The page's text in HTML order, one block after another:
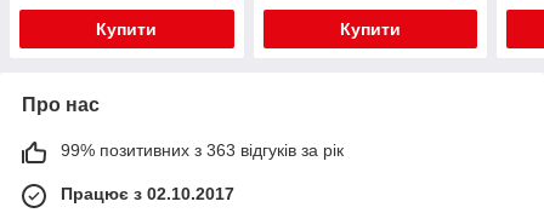
Купити Купити
Про нас
99% позитивних з 363 відгуків за рік
Працює з 02.10.2017